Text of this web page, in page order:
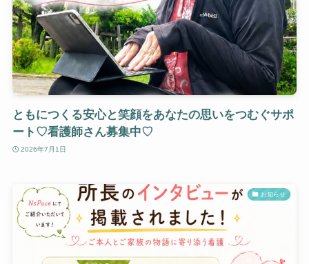
ともにつくる安心と笑顔をあなたの思いをつむぐサポ
ート♡看護師さん募集中♡
2026年7月1日
お知らせ